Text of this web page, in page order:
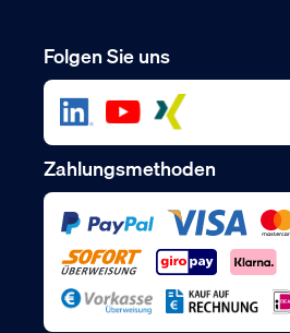
Folgen Sie uns
Zahlungsmethoden